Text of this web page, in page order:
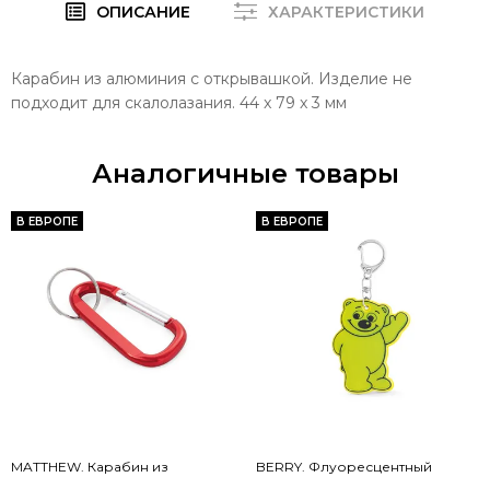
ОПИСАНИЕ ХАРАКТЕРИСТИКИ
Карабин из алюминия с открывашкой. Изделие не
подходит для скалолазания. 44 x 79 x 3 мм
Аналогичные товары
В ЕВРОПЕ
MATTHEW. Карабин из
В ЕВРОПЕ
BERRY. Флуоресцентный